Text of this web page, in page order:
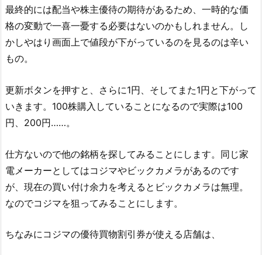
最終的には配当や株主優待の期待があるため、一時的な価
格の変動で一喜一憂する必要はないのかもしれません。し
かしやはり画面上で値段が下がっているのを見るのは辛い
もの。
更新ボタンを押すと、さらに1円、そしてまた1円と下がって
いきます。100株購入していることになるので実際は100
円、200円……。
仕方ないので他の銘柄を探してみることにします。同じ家
電メーカーとしてはコジマやビックカメラがあるのです
が、現在の買い付け余力を考えるとビックカメラは無理。
なのでコジマを狙ってみることにします。
ちなみにコジマの優待買物割引券が使える店舗は、